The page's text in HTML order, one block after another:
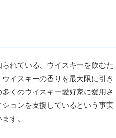
れている、ウイスキーを飲むた
イスキーの香りを最大限に引き
くのウイスキー愛好家に愛用さ
ョンを支援しているという事実
す。